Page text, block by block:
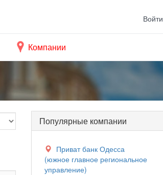
Войти
Компании
Популярные компании
Приват банк Одесса
(южное главное региональное
управление)